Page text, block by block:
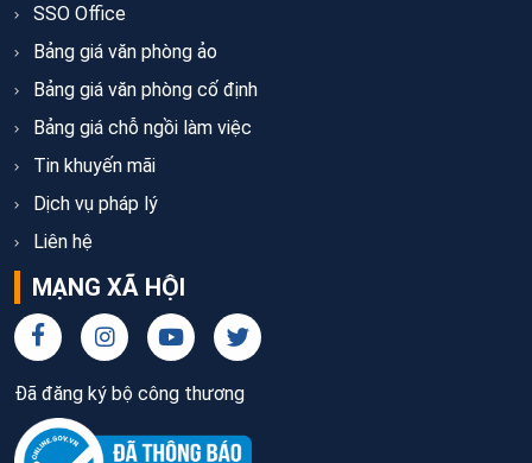
SSO Office
Bảng giá văn phòng ảo
Bảng giá văn phòng cố định
Bảng giá chỗ ngồi làm việc
Tin khuyến mãi
Dịch vụ pháp lý
Liên hệ
MẠNG XÃ HỘI
Đã đăng ký bộ công thương